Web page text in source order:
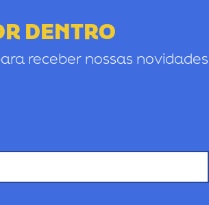
DENTRO
receber nossas novidades